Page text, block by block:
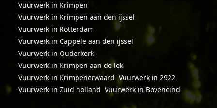
Vuurwerk in Krimpen
Vuurwerk in Krimpen aan den ijssel
Vuurwerk in Rotterdam
Vuurwerk in Cappele aan den ijssel
Vuurwerk in Ouderkerk
Vuurwerk in Krimpen aan de lek
Vuurwerk in Krimpenerwaard Vuurwerk in 2922
Vuurwerk in Zuid holland Vuurwerk in Boveneind